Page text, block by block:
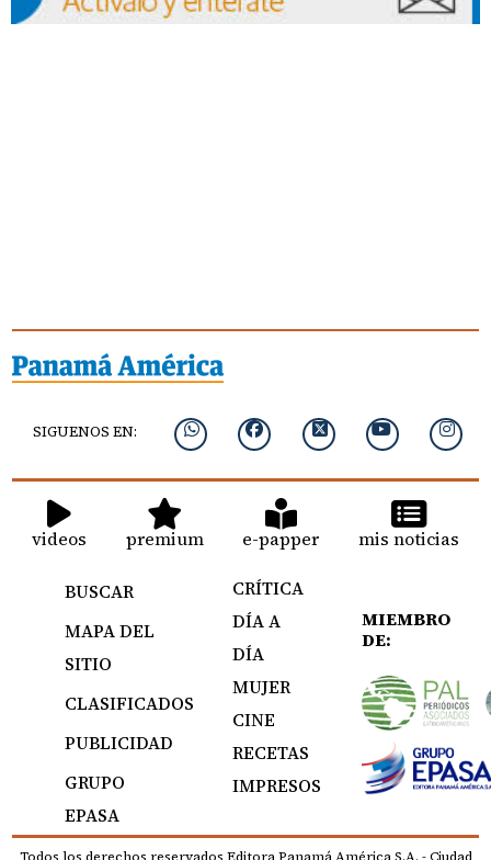
SIGUENOS EN:
videos premium e-papper mis noticias
BUSCAR
MAPA DEL
SITIO
CLASIFICADOS
PUBLICIDAD
GRUPO
EPASA
CRÍTICA
DÍA A
DÍA
MUJER
CINE
RECETAS
IMPRESOS
MIEMBRO
DE:
Todos los derechos reservados Editora Panamá América S.A. - Ciudad